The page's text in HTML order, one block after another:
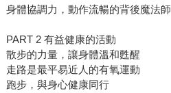
身體協調力，動作流暢的背後魔法師
PART 2 有益健康的活動
散步的力量，讓身體溫和甦醒
走路是最平易近人的有氧運動
跑步，與身心健康同行